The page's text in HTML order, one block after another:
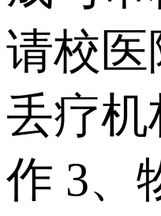
请校
丢疗机
作 3、